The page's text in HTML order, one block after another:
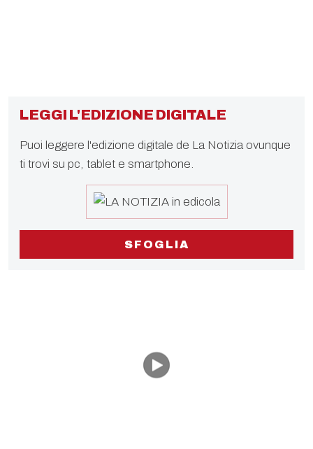
LEGGI L'EDIZIONE DIGITALE
Puoi leggere l'edizione digitale de La Notizia ovunque
ti trovi su pc, tablet e smartphone.
SFOGLIA